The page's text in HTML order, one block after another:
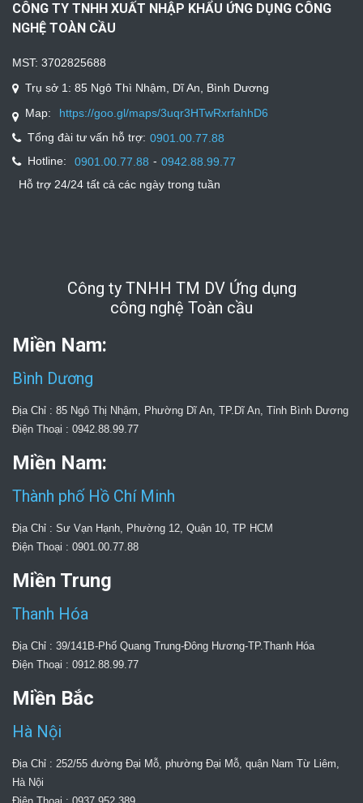
CÔNG TY TNHH XUẤT NHẬP KHẨU ỨNG DỤNG CÔNG
NGHỆ TOÀN CẦU
MST: 3702825688
Trụ sở 1: 85 Ngô Thì Nhậm, Dĩ An, Bình Dương
Map:
https://goo.gl/maps/3uqr3HTwRxrfahhD6
Tổng đài tư vấn hỗ trợ: 0901.00.77.88
Hotline:
0901.00.77.88 - 0942.88.99.77
Hỗ trợ 24/24 tất cả các ngày trong tuần
Công ty TNHH TM DV Ứng dụng
công nghệ Toàn cầu
Miền Nam:
Bình Dương
Địa Chỉ : 85 Ngô Thị Nhậm, Phường Dĩ An, TP.Dĩ An, Tỉnh Bình Dương
Điện Thoại : 0942.88.99.77
Miền Nam:
Thành phố Hồ Chí Minh
Địa Chỉ : Sư Vạn Hạnh, Phường 12, Quận 10, TP HCM
Điện Thoại : 0901.00.77.88
Miền Trung
Thanh Hóa
Địa Chỉ : 39/141B-Phố Quang Trung-Đông Hương-TP.Thanh Hóa
Điện Thoại : 0912.88.99.77
Miền Bắc
Hà Nội
Địa Chỉ : 252/55 đường Đại Mỗ, phường Đại Mỗ, quận Nam Từ Liêm,
Hà Nội